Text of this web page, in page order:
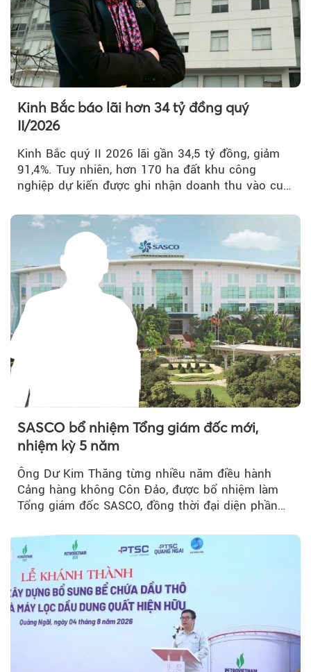
Kinh Bắc báo lãi hơn 34 tỷ đồng quý
II/2026
Kinh Bắc quý II 2026 lãi gần 34,5 tỷ đồng, giảm
91,4%. Tuy nhiên, hơn 170 ha đất khu công
nghiệp dự kiến được ghi nhận doanh thu vào cuối
SASCO bổ nhiệm Tổng giám đốc mới,
nhiệm kỳ 5 năm
Ông Dư Kim Thăng từng nhiều năm điều hành
Cảng hàng không Côn Đảo, được bổ nhiệm làm
Tổng giám đốc SASCO, đồng thời đại diện phần